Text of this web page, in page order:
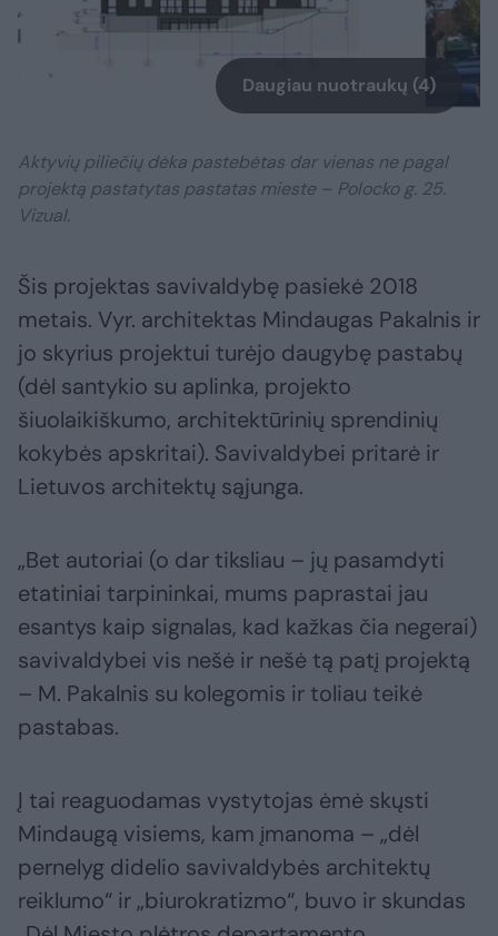
Daugiau nuotraukų (4)
Aktyvių piliečių dėka pastebėtas dar vienas ne pagal
projektą pastatytas pastatas mieste – Polocko g. 25.
Vizual.
Šis projektas savivaldybę pasiekė 2018
metais. Vyr. architektas Mindaugas Pakalnis ir
jo skyrius projektui turėjo daugybę pastabų
(dėl santykio su aplinka, projekto
šiuolaikiškumo, architektūrinių sprendinių
kokybės apskritai). Savivaldybei pritarė ir
Lietuvos architektų sąjunga.
„Bet autoriai (o dar tiksliau – jų pasamdyti
etatiniai tarpininkai, mums paprastai jau
esantys kaip signalas, kad kažkas čia negerai)
savivaldybei vis nešė ir nešė tą patį projektą
– M. Pakalnis su kolegomis ir toliau teikė
pastabas.
Į tai reaguodamas vystytojas ėmė skųsti
Mindaugą visiems, kam įmanoma – „dėl
pernelyg didelio savivaldybės architektų
reiklumo“ ir „biurokratizmo“, buvo ir skundas